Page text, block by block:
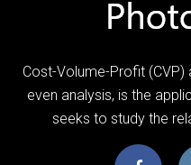
Cost-Volume-Profit
even analysis, is the
seeks to study the